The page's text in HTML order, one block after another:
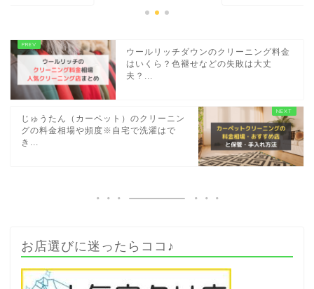
ウールリッチダウンのクリーニング料金
はいくら？色褪せなどの失敗は大丈
夫？...
じゅうたん（カーペット）のクリーニン
グの料金相場や頻度※自宅で洗濯はで
き...
お店選びに迷ったらココ♪